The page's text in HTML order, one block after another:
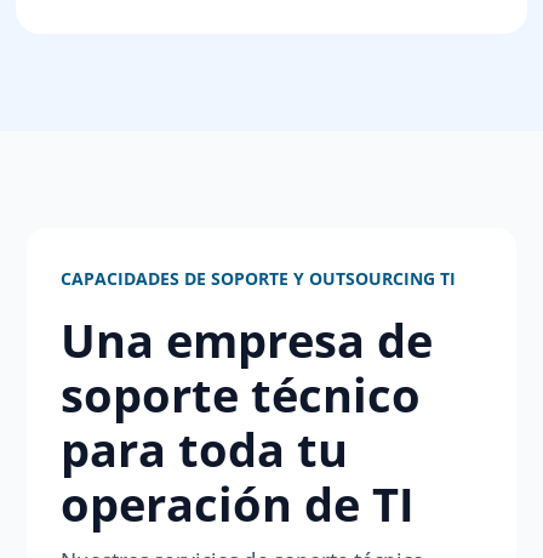
CAPACIDADES DE SOPORTE Y OUTSOURCING TI
Una empresa de
soporte técnico
para toda tu
operación de TI